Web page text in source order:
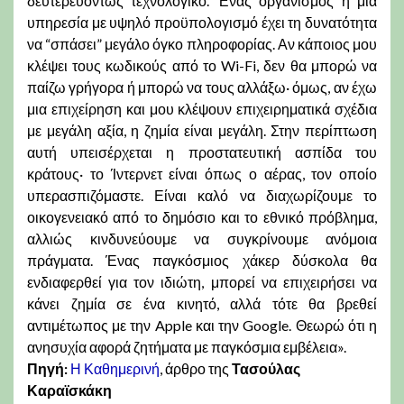
υπηρεσία με υψηλό προϋπολογισμό έχει τη δυνατότητα
να “σπάσει” μεγάλο όγκο πληροφορίας. Αν κάποιος μου
κλέψει τους κωδικούς από το Wi-Fi, δεν θα μπορώ να
παίζω γρήγορα ή μπορώ να τους αλλάξω· όμως, αν έχω
μια επιχείρηση και μου κλέψουν επιχειρηματικά σχέδια
με μεγάλη αξία, η ζημία είναι μεγάλη. Στην περίπτωση
αυτή υπεισέρχεται η προστατευτική ασπίδα του
κράτους· το Ίντερνετ είναι όπως ο αέρας, τον οποίο
υπερασπιζόμαστε. Είναι καλό να διαχωρίζουμε το
οικογενειακό από το δημόσιο και το εθνικό πρόβλημα,
αλλιώς κινδυνεύουμε να συγκρίνουμε ανόμοια
πράγματα. Ένας παγκόσμιος χάκερ δύσκολα θα
ενδιαφερθεί για τον ιδιώτη, μπορεί να επιχειρήσει να
κάνει ζημία σε ένα κινητό, αλλά τότε θα βρεθεί
αντιμέτωπος με την Apple και την Google. Θεωρώ ότι η
ανησυχία αφορά ζητήματα με παγκόσμια εμβέλεια».
Πηγή: Η Καθημερινή, άρθρο της Τασούλας
Καραϊσκάκη